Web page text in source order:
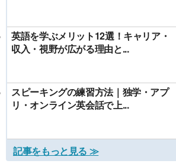
英語を学ぶメリット12選！キャリア・
収入・視野が広がる理由と...
スピーキングの練習方法｜独学・アプ
リ・オンライン英会話で上...
記事をもっと見る ≫